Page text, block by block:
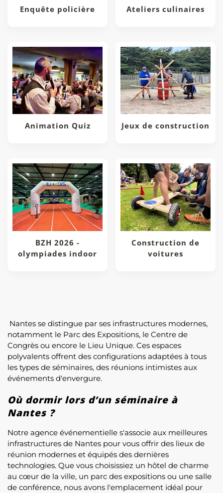
Enquête policière Ateliers culinaires
Animation Quiz Jeux de construction
BZH 2026 -
olympiades indoor
Construction de
voitures
Nantes se distingue par ses infrastructures modernes,
notamment le Parc des Expositions, le Centre de
Congrès ou encore le Lieu Unique. Ces espaces
polyvalents offrent des configurations adaptées à tous
les types de séminaires, des réunions intimistes aux
événements d'envergure.
Où dormir lors d’un séminaire à
Nantes ?
Notre agence événementielle s'associe aux meilleures
infrastructures de Nantes pour vous offrir des lieux de
réunion modernes et équipés des dernières
technologies. Que vous choisissiez un hôtel de charme
au cœur de la ville, un parc des expositions ou une salle
de conférence, nous avons l'emplacement idéal pour